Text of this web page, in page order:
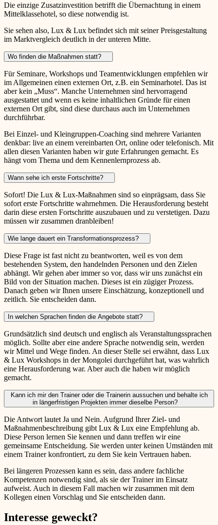
Die einzige Zusatzinvestition betrifft die Übernachtung in einem
Mittelklassehotel, so diese notwendig ist.
Sie sehen also, Lux & Lux befindet sich mit seiner Preisgestaltung
im Marktvergleich deutlich in der unteren Mitte.
Wo finden die Maßnahmen statt?
Für Seminare, Workshops und Teamentwicklungen empfehlen wir
im Allgemeinen einen externen Ort, z.B. ein Seminarhotel. Das ist
aber kein „Muss“. Manche Unternehmen sind hervorragend
ausgestattet und wenn es keine inhaltlichen Gründe für einen
externen Ort gibt, sind diese durchaus auch im Unternehmen
durchführbar.
Bei Einzel- und Kleingruppen-Coaching sind mehrere Varianten
denkbar: live an einem vereinbarten Ort, online oder telefonisch. Mit
allen diesen Varianten haben wir gute Erfahrungen gemacht. Es
hängt vom Thema und dem Kennenlernprozess ab.
Wann sehe ich erste Fortschritte?
Sofort! Die Lux & Lux-Maßnahmen sind so einprägsam, dass Sie
sofort erste Fortschritte wahrnehmen. Die Herausforderung besteht
darin diese ersten Fortschritte auszubauen und zu verstetigen. Dazu
müssen wir zusammen dranbleiben!
Wie lange dauert ein Transformationsprozess?
Diese Frage ist fast nicht zu beantworten, weil es von dem
bestehenden System, den handelnden Personen und den Zielen
abhängt. Wir gehen aber immer so vor, dass wir uns zunächst ein
Bild von der Situation machen. Dieses ist ein zügiger Prozess.
Danach geben wir Ihnen unsere Einschätzung, konzeptionell und
zeitlich. Sie entscheiden dann.
In welchen Sprachen finden die Angebote statt?
Grundsätzlich sind deutsch und englisch als Veranstaltungssprachen
möglich. Sollte aber eine andere Sprache notwendig sein, werden
wir Mittel und Wege finden. An dieser Stelle sei erwähnt, dass Lux
& Lux Workshops in der Mongolei durchgeführt hat, was wahrlich
eine Herausforderung war. Aber auch die haben wir möglich
gemacht.
Kann ich mir den Trainer oder die Trainerin aussuchen und behalte ich
in längerfristigen Projekten immer dieselbe Person?
Die Antwort lautet Ja und Nein. Aufgrund Ihrer Ziel- und
Maßnahmenbeschreibung gibt Lux & Lux eine Empfehlung ab.
Diese Person lernen Sie kennen und dann treffen wir eine
gemeinsame Entscheidung. Sie werden unter keinen Umständen mit
einem Trainer konfrontiert, zu dem Sie kein Vertrauen haben.
Bei längeren Prozessen kann es sein, dass andere fachliche
Kompetenzen notwendig sind, als sie der Trainer im Einsatz
aufweist. Auch in diesem Fall machen wir zusammen mit dem
Kollegen einen Vorschlag und Sie entscheiden dann.
Interesse geweckt?